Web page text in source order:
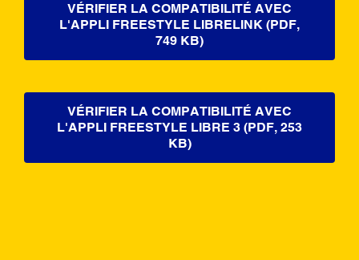
VÉRIFIER LA COMPATIBILITÉ AVEC
L'APPLI FREESTYLE LIBRELINK (PDF,
749 KB)
VÉRIFIER LA COMPATIBILITÉ AVEC
L'APPLI FREESTYLE LIBRE 3 (PDF, 253
KB)